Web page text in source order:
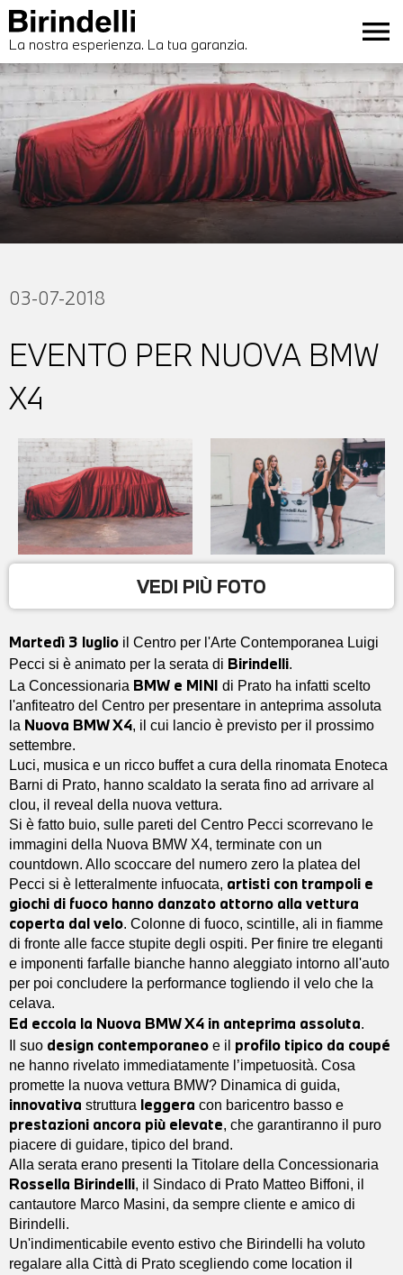
La nostra esperienza. La tua garanzia. menu
03-07-2018
EVENTO PER NUOVA BMW
X4
VEDI PIÙ FOTO
Martedì 3 luglio il Centro per l'Arte Contemporanea Luigi
Pecci si è animato per la serata di Birindelli.
La Concessionaria BMW e MINI di Prato ha infatti scelto
l'anfiteatro del Centro per presentare in anteprima assoluta
la Nuova BMW X4, il cui lancio è previsto per il prossimo
settembre.
Luci, musica e un ricco buffet a cura della rinomata Enoteca
Barni di Prato, hanno scaldato la serata fino ad arrivare al
clou, il reveal della nuova vettura.
Si è fatto buio, sulle pareti del Centro Pecci scorrevano le
immagini della Nuova BMW X4, terminate con un
countdown. Allo scoccare del numero zero la platea del
Pecci si è letteralmente infuocata, artisti con trampoli e
giochi di fuoco hanno danzato attorno alla vettura
coperta dal velo. Colonne di fuoco, scintille, ali in fiamme
di fronte alle facce stupite degli ospiti. Per finire tre eleganti
e imponenti farfalle bianche hanno aleggiato intorno all'auto
per poi concludere la performance togliendo il velo che la
celava.
Ed eccola la Nuova BMW X4 in anteprima assoluta.
Il suo design contemporaneo e il profilo tipico da coupé
ne hanno rivelato immediatamente l’impetuosità. Cosa
promette la nuova vettura BMW? Dinamica di guida,
innovativa struttura leggera con baricentro basso e
prestazioni ancora più elevate, che garantiranno il puro
piacere di guidare, tipico del brand.
Alla serata erano presenti la Titolare della Concessionaria
Rossella Birindelli, il Sindaco di Prato Matteo Biffoni, il
cantautore Marco Masini, da sempre cliente e amico di
Birindelli.
Un'indimenticabile evento estivo che Birindelli ha voluto
regalare alla Città di Prato scegliendo come location il